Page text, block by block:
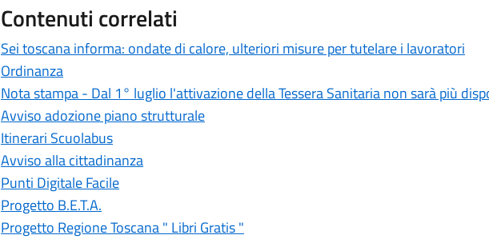
Contenuti correlati
Sei toscana informa: ondate di calore, ulteriori misure per tutelare i lavoratori
Ordinanza
Nota stampa - Dal 1° luglio l'attivazione della Tessera Sanitaria non sarà più
Avviso adozione piano strutturale
Itinerari Scuolabus
Avviso alla cittadinanza
Punti Digitale Facile
Progetto B.E.T.A.
Progetto Regione Toscana " Libri Gratis "